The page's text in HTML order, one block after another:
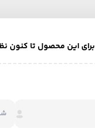
برای این محصول تا کنون